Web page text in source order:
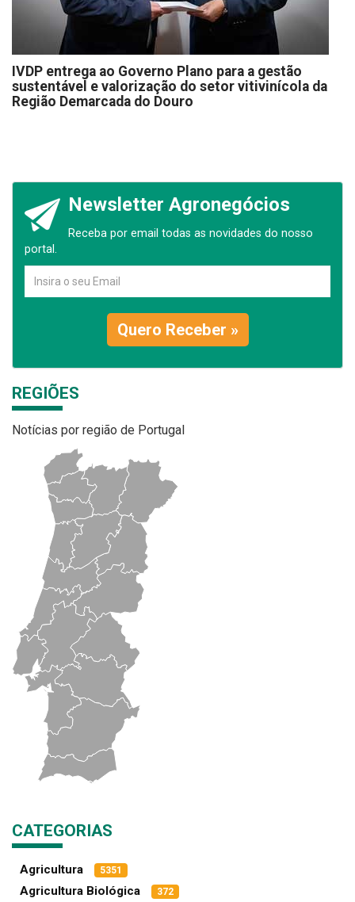
IVDP entrega ao Governo Plano para a gestão
sustentável e valorização do setor vitivinícola da
Região Demarcada do Douro
Newsletter Agronegócios
Receba por email todas as novidades do nosso
portal.
Quero Receber »
REGIÕES
Notícias por região de Portugal
CATEGORIAS
Agricultura 5351
Agricultura Biológica 372